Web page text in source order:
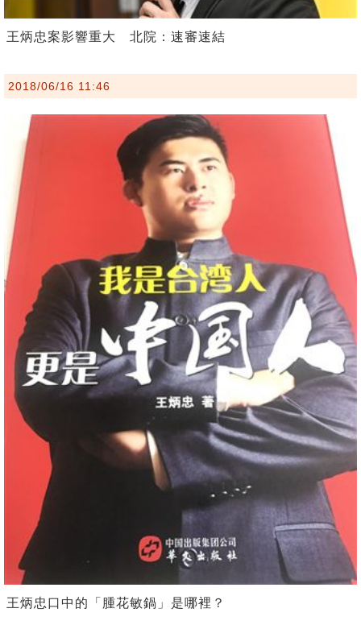
王炳忠案影響重大 北院：速審速結
2018/06/16 11:46
王炳忠口中的「腫花敏鍋」是哪裡？